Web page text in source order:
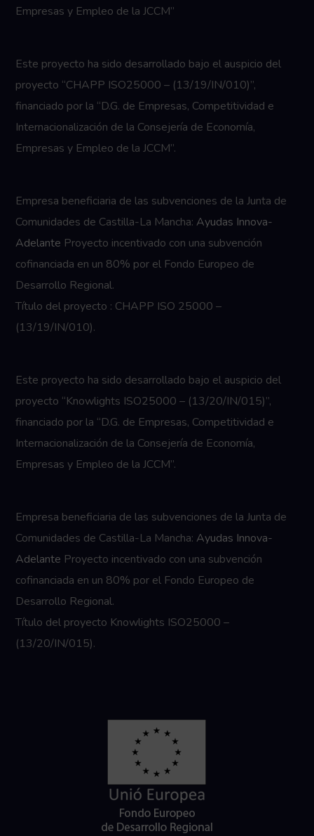
Empresas y Empleo de la JCCM”
Este proyecto ha sido desarrollado bajo el auspicio del
proyecto “CHAPP ISO25000 – (13/19/IN/010)”,
financiado por la “D.G. de Empresas, Competitividad e
Internacionalización de la Consejería de Economía,
Empresas y Empleo de la JCCM”.
Empresa beneficiaria de las subvenciones de la Junta de
Comunidades de Castilla-La Mancha:Ayudas Innova-
Adelante Proyecto incentivado con una subvención
cofinanciada en un 80% por el Fondo Europeo de
Desarrollo Regional.
Título del proyecto : CHAPP ISO 25000 –
(13/19/IN/010).
Este proyecto ha sido desarrollado bajo el auspicio del
proyecto “Knowlights ISO25000 – (13/20/IN/015)”,
financiado por la “D.G. de Empresas, Competitividad e
Internacionalización de la Consejería de Economía,
Empresas y Empleo de la JCCM”.
Empresa beneficiaria de las subvenciones de la Junta de
Comunidades de Castilla-La Mancha:Ayudas Innova-
Adelante Proyecto incentivado con una subvención
cofinanciada en un 80% por el Fondo Europeo de
Desarrollo Regional.
Título del proyecto Knowlights ISO25000 –
(13/20/IN/015).